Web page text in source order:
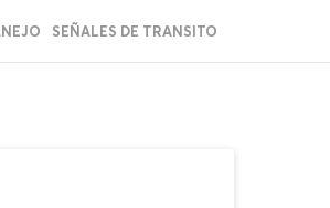
SEÑALES DE TRANSITO